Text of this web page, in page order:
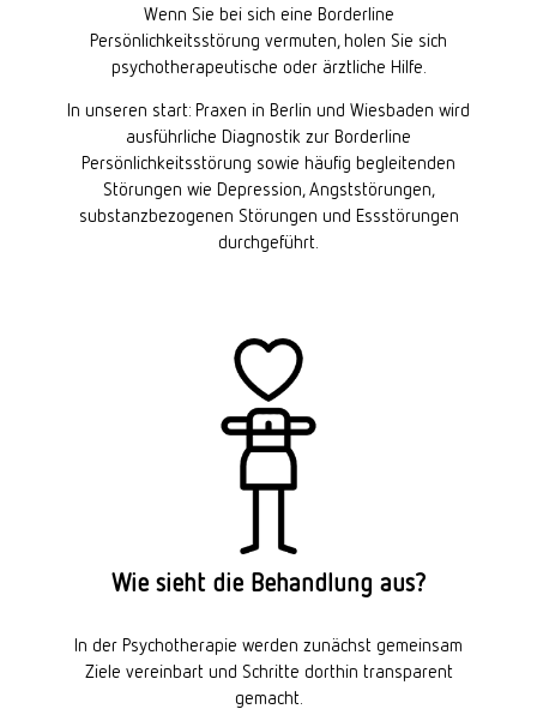
Wenn Sie bei sich eine Borderline
Persönlichkeitsstörung vermuten, holen Sie sich
psychotherapeutische oder ärztliche Hilfe.
In unseren start: Praxen in Berlin und Wiesbaden wird
ausführliche Diagnostik zur Borderline
Persönlichkeitsstörung sowie häufig begleitenden
Störungen wie Depression, Angststörungen,
substanzbezogenen Störungen und Essstörungen
durchgeführt.
Wie sieht die Behandlung aus?
In der Psychotherapie werden zunächst gemeinsam
Ziele vereinbart und Schritte dorthin transparent
gemacht.